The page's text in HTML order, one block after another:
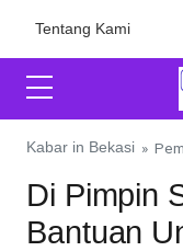
Tentang Kami
Kabar in Bekasi »
Di Pimpin
Bantuan